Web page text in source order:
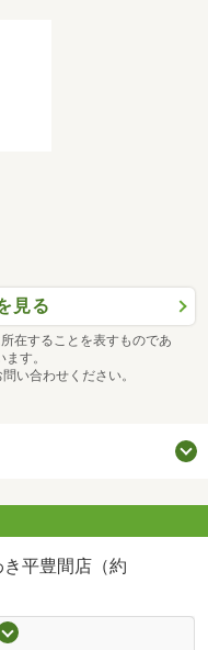
だけます
お問合せ(無料)】
です。
◆
」
がわかりやすく丁寧
お気軽にお聞かせく
相談ください！
見る
在することを表すものであ
す。
い合わせください。
平豊間店（約
約3862m・徒歩49